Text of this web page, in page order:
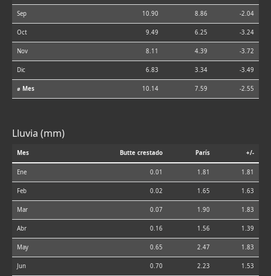
Sep 10.90 8.86 -2.04
Oct 9.49 6.25 -3.24
Nov 8.11 4.39 -3.72
Dic 6.83 3.34 -3.49
⌀ Mes 10.14 7.59 -2.55
Lluvia (mm)
Mes Butte crestado París +/-
Ene 0.01 1.81 1.81
Feb 0.02 1.65 1.63
Mar 0.07 1.90 1.83
Abr 0.16 1.56 1.39
May 0.65 2.47 1.83
Jun 0.70 2.23 1.53